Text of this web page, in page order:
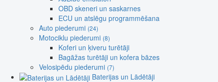
OBD skeneri un saskarnes
ECU un atslēgu programmēšana
Auto piederumi (24)
Motociklu piederumi (8)
Koferi un ķiveru turētāji
Bagāžas turētāji un kofera bāzes
Velosipēdu piederumi (7)
Baterijas un Lādētāji